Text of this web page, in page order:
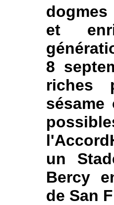
et
8
riches
un
Bercy
de San